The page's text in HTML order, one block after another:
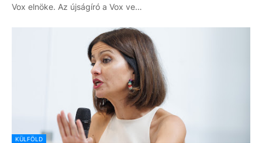
Vox elnöke. Az újságíró a Vox ve…
KÜLFÖLD